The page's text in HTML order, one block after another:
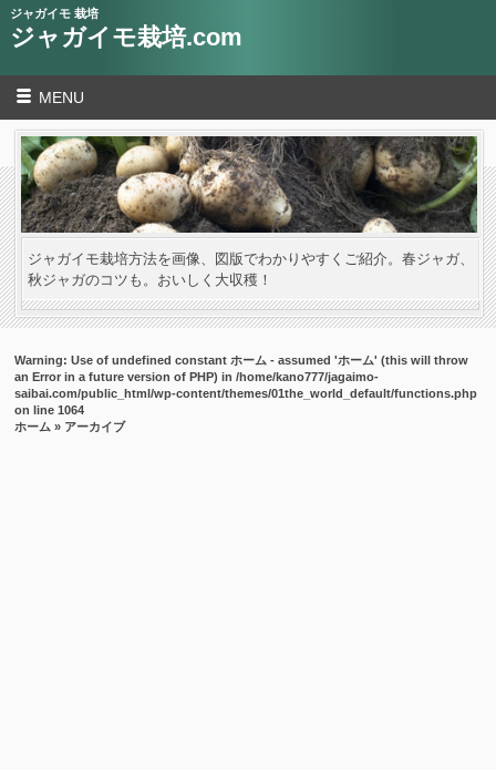
ジャガイモ 栽培
ジャガイモ栽培.com
MENU
ジャガイモ栽培方法を画像、図版でわかりやすくご紹介。春ジャガ、
秋ジャガのコツも。おいしく大収穫！
Warning: Use of undefined constant ホーム - assumed 'ホーム' (this will throw
an Error in a future version of PHP) in/home/kano777/jagaimo-
saibai.com/public_html/wp-content/themes/01the_world_default/functions.php
on line1064
ホーム » アーカイブ